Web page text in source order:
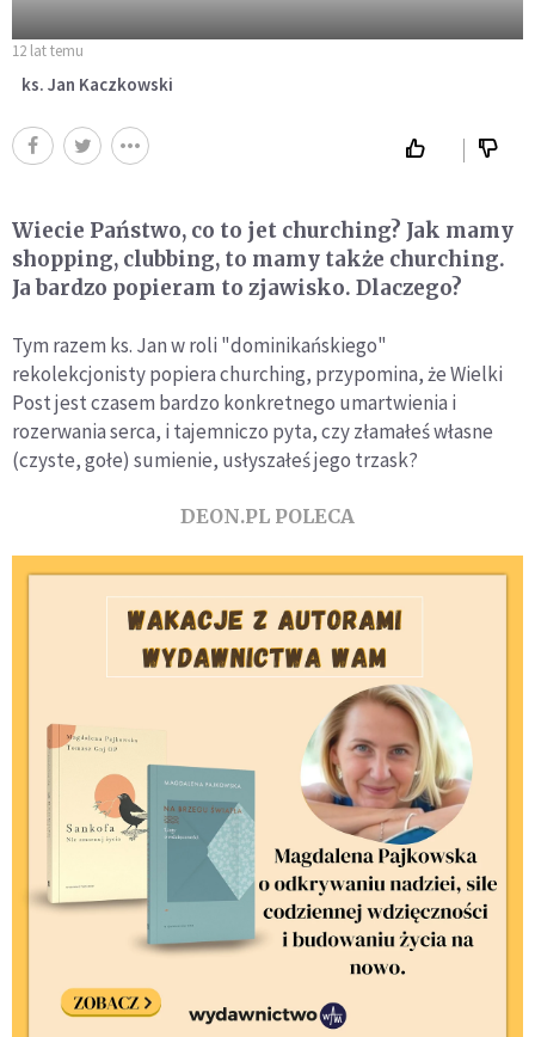
12 lat temu
ks. Jan Kaczkowski
Wiecie Państwo, co to jet churching? Jak mamy
shopping, clubbing, to mamy także churching.
Ja bardzo popieram to zjawisko. Dlaczego?
Tym razem ks. Jan w roli "dominikańskiego"
rekolekcjonisty popiera churching, przypomina, że Wielki
Post jest czasem bardzo konkretnego umartwienia i
rozerwania serca, i tajemniczo pyta, czy złamałeś własne
(czyste, gołe) sumienie, usłyszałeś jego trzask?
DEON.PL POLECA